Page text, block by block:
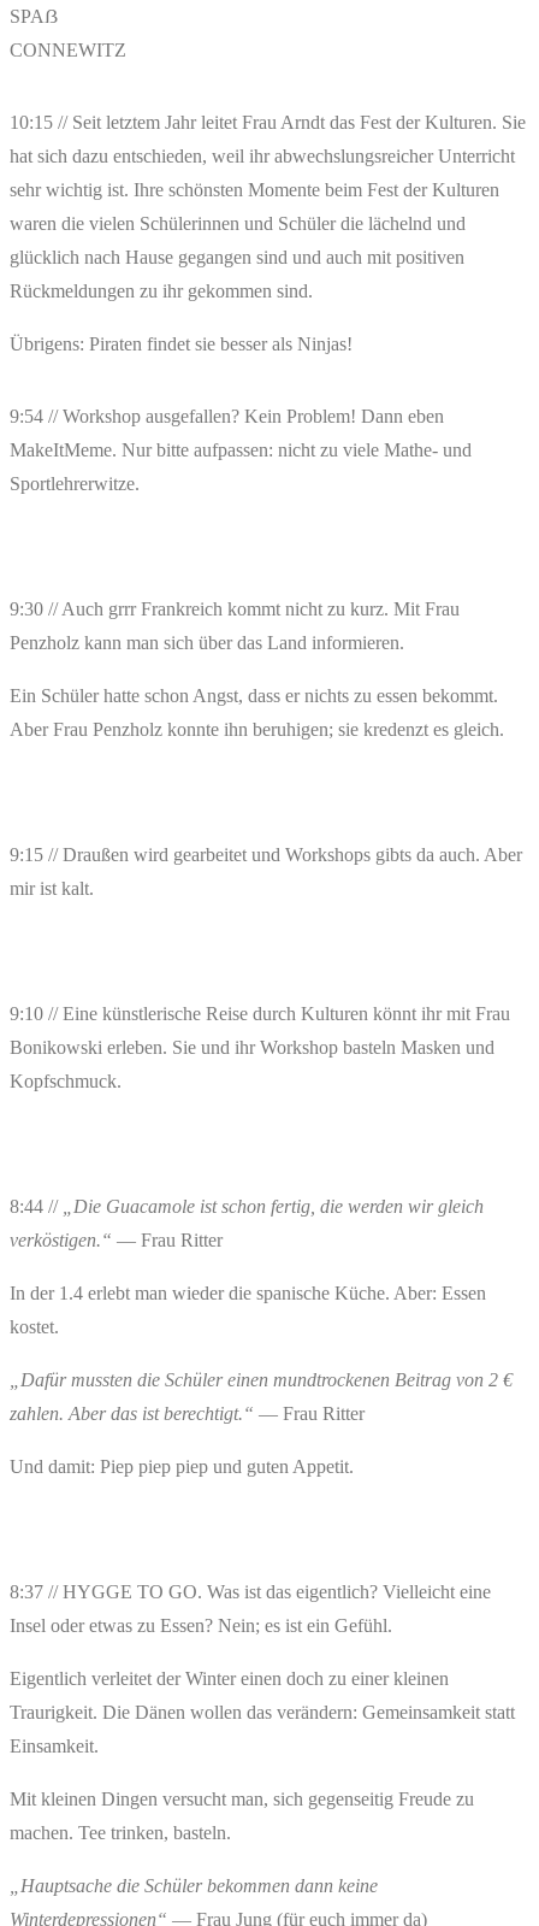
SPAẞ
CONNEWITZ
10:15 // Seit letztem Jahr leitet Frau Arndt das Fest der Kulturen. Sie
hat sich dazu entschieden, weil ihr abwechslungsreicher Unterricht
sehr wichtig ist. Ihre schönsten Momente beim Fest der Kulturen
waren die vielen Schülerinnen und Schüler die lächelnd und
glücklich nach Hause gegangen sind und auch mit positiven
Rückmeldungen zu ihr gekommen sind.
Übrigens: Piraten findet sie besser als Ninjas!
9:54 // Workshop ausgefallen? Kein Problem! Dann eben
MakeItMeme. Nur bitte aufpassen: nicht zu viele Mathe- und
Sportlehrerwitze.
9:30 // Auch grrr Frankreich kommt nicht zu kurz. Mit Frau
Penzholz kann man sich über das Land informieren.
Ein Schüler hatte schon Angst, dass er nichts zu essen bekommt.
Aber Frau Penzholz konnte ihn beruhigen; sie kredenzt es gleich.
9:15 // Draußen wird gearbeitet und Workshops gibts da auch. Aber
mir ist kalt.
9:10 // Eine künstlerische Reise durch Kulturen könnt ihr mit Frau
Bonikowski erleben. Sie und ihr Workshop basteln Masken und
Kopfschmuck.
8:44 //
„Die Guacamole ist schon fertig, die werden wir gleich
verköstigen.“ — Frau Ritter
In der 1.4 erlebt man wieder die spanische Küche. Aber: Essen
kostet.
„Dafür mussten die Schüler einen mundtrockenen Beitrag von 2 €
zahlen. Aber das ist berechtigt.“ — Frau Ritter
Und damit: Piep piep piep und guten Appetit.
8:37 // HYGGE TO GO. Was ist das eigentlich? Vielleicht eine
Insel oder etwas zu Essen? Nein; es ist ein Gefühl.
Eigentlich verleitet der Winter einen doch zu einer kleinen
Traurigkeit. Die Dänen wollen das verändern: Gemeinsamkeit statt
Einsamkeit.
Mit kleinen Dingen versucht man, sich gegenseitig Freude zu
machen. Tee trinken, basteln.
„Hauptsache die Schüler bekommen dann keine
Winterdepressionen“ — Frau Jung (für euch immer da)